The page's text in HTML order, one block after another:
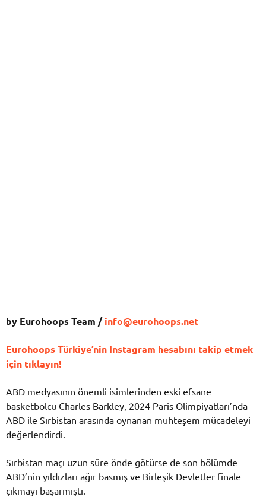
by Eurohoops Team /info@eurohoops.net
Eurohoops Türkiye’nin Instagram hesabını takip etmek
için tıklayın!
ABD medyasının önemli isimlerinden eski efsane
basketbolcu Charles Barkley, 2024 Paris Olimpiyatları’nda
ABD ile Sırbistan arasında oynanan muhteşem mücadeleyi
değerlendirdi.
Sırbistan maçı uzun süre önde götürse de son bölümde
ABD’nin yıldızları ağır basmış ve Birleşik Devletler finale
çıkmayı başarmıştı.